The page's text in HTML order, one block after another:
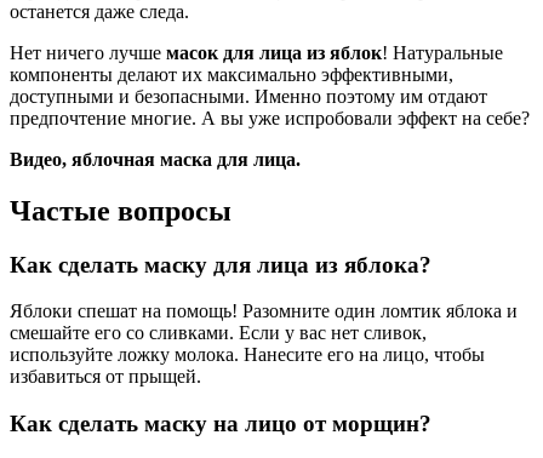
останется даже следа.
Нет ничего лучше масок для лица из яблок! Натуральные
компоненты делают их максимально эффективными,
доступными и безопасными. Именно поэтому им отдают
предпочтение многие. А вы уже испробовали эффект на себе?
Видео, яблочная маска для лица.
Частые вопросы
Как сделать маску для лица из яблока?
Яблоки спешат на помощь! Разомните один ломтик яблока и
смешайте его со сливками. Если у вас нет сливок,
используйте ложку молока. Нанесите его на лицо, чтобы
избавиться от прыщей.
Как сделать маску на лицо от морщин?